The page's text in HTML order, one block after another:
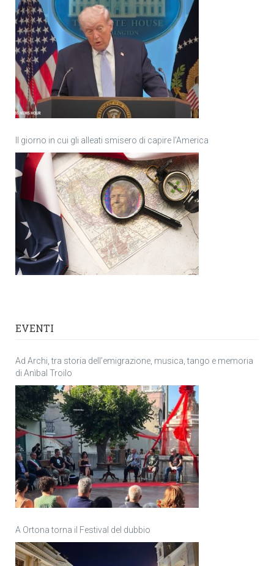
Il giorno in cui gli alleati smisero di capire l’America
EVENTI
Ad Archi, tra storia dell’emigrazione, musica, tango e memoria
di Anìbal Troilo
A Ortona torna il Festival del dubbio